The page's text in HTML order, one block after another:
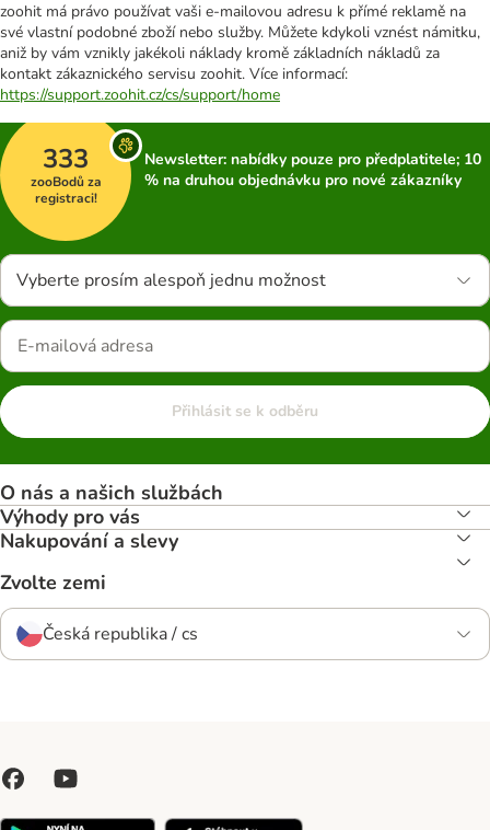
zoohit má právo používat vaši e-mailovou adresu k přímé reklamě na
své vlastní podobné zboží nebo služby. Můžete kdykoli vznést námitku,
aniž by vám vznikly jakékoli náklady kromě základních nákladů za
kontakt zákaznického servisu zoohit. Více informací:
https://support.zoohit.cz/cs/support/home
333
zooBodů za
registraci!
Newsletter: nabídky pouze pro předplatitele; 10
% na druhou objednávku pro nové zákazníky
Vyberte prosím alespoň jednu možnost
Přihlásit se k odběru
O nás a našich službách
Výhody pro vás
Nakupování a slevy
Zvolte zemi
Česká republika / cs